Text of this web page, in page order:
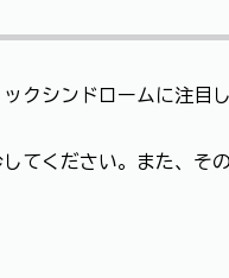
クシンドロームに注目
てください。また、そ